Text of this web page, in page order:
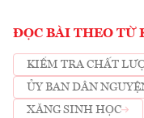
ĐỌC BÀI THEO TỪ
KIỂM TRA CHẤT
ỦY BAN DÂN
XĂNG SINH HỌC